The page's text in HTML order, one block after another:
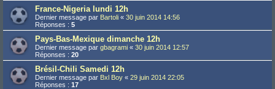
France-Nigeria lundi 12h
Dernier message par Bartoli « 30 juin 2014 14:56
Réponses : 5
Pays-Bas-Mexique dimanche 12h
Dernier message par gbagrami « 30 juin 2014 12:57
Réponses : 20
Brésil-Chili Samedi 12h
Dernier message par Bxl Boy « 29 juin 2014 22:05
Réponses : 17